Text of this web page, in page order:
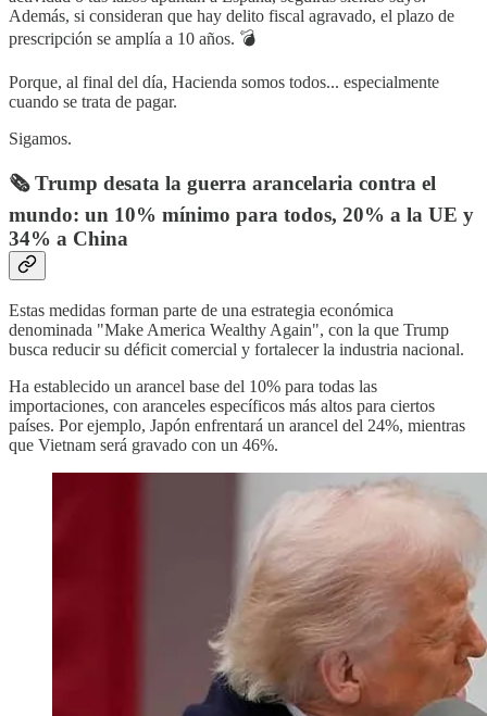
Además, si consideran que hay delito fiscal agravado, el plazo de
prescripción se amplía a 10 años. 💣
Porque, al final del día, Hacienda somos todos... especialmente
cuando se trata de pagar.​
Sigamos.
🗞️ Trump desata la guerra arancelaria contra el
mundo: un 10% mínimo para todos, 20% a la UE y
34% a China
Estas medidas forman parte de una estrategia económica
denominada "Make America Wealthy Again", con la que Trump
busca reducir su déficit comercial y fortalecer la industria nacional.
Ha establecido un arancel base del 10% para todas las
importaciones, con aranceles específicos más altos para ciertos
países. Por ejemplo, Japón enfrentará un arancel del 24%, mientras
que Vietnam será gravado con un 46%.